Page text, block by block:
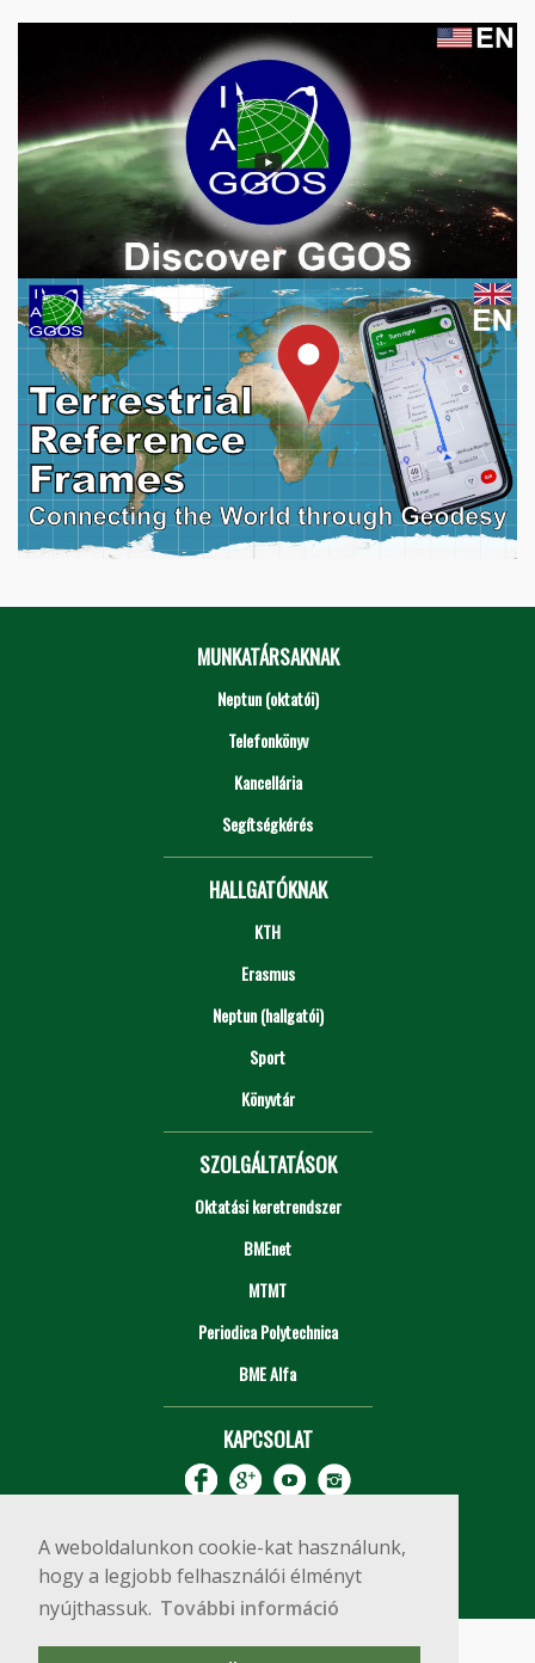
A weboldalunkon cookie-kat használunk,
hogy a legjobb felhasználói élményt
nyújthassuk. További információ
MUNKATÁRSAKNAK
Neptun (oktatói)
Telefonkönyv
Kancellária
Segítségkérés
HALLGATÓKNAK
KTH
Erasmus
Neptun (hallgatói)
Sport
Könyvtár
SZOLGÁLTATÁSOK
Oktatási keretrendszer
BMEnet
MTMT
Periodica Polytechnica
BME Alfa
KAPCSOLAT